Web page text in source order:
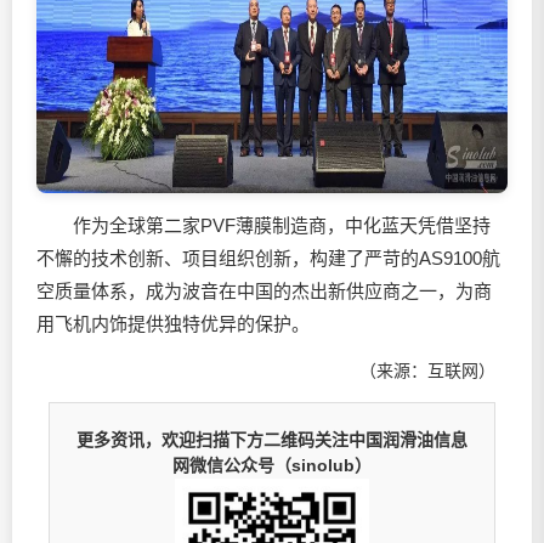
作为全球第二家PVF薄膜制造商，中化蓝天凭借坚持
不懈的技术创新、项目组织创新，构建了严苛的AS9100航
空质量体系，成为波音在中国的杰出新供应商之一，为商
用飞机内饰提供独特优异的保护。
（来源：互联网）
更多资讯，欢迎扫描下方二维码关注中国润滑油信息
网微信公众号（sinolub）